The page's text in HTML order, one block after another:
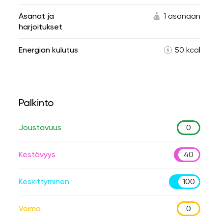
Asanat ja
harjoitukset
1 asanaan
Energian kulutus 50 kcal
Palkinto
Joustavuus 0
Kestävyys 40
Keskittyminen 100
Voima 0